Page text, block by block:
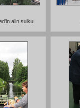
alin sulku